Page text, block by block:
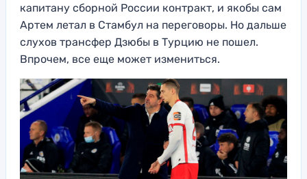
капитану сборной России контракт, и якобы сам
Артем летал в Стамбул на переговоры. Но дальше
слухов трансфер Дзюбы в Турцию не пошел.
Впрочем, все еще может измениться.